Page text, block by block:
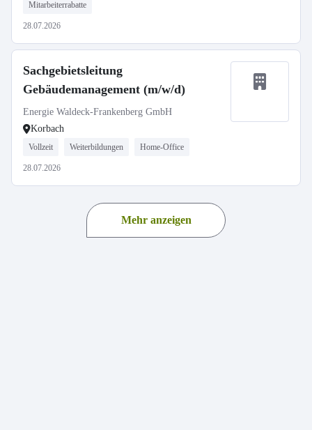
Mitarbeiterrabatte
28.07.2026
Sachgebietsleitung
Gebäudemanagement (m/w/d)
Energie Waldeck-Frankenberg GmbH
Korbach
Vollzeit Weiterbildungen Home-Office
28.07.2026
Mehr anzeigen